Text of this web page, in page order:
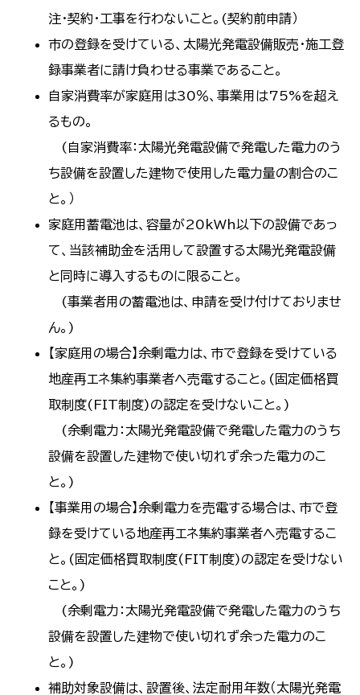
注・契約・工事を行わないこと。(契約前申請）
市の登録を受けている、太陽光発電設備販売・施工登
録事業者に請け負わせる事業であること。
自家消費率が家庭用は30％、事業用は75%を超え
るもの。
(自家消費率：太陽光発電設備で発電した電力のう
ち設備を設置した建物で使用した電力量の割合のこ
と。）
家庭用蓄電池は、容量が20kWh以下の設備であっ
て、当該補助金を活用して設置する太陽光発電設備
と同時に導入するものに限ること。
(事業者用の蓄電池は、申請を受け付けておりませ
ん。)
【家庭用の場合】余剰電力は、市で登録を受けている
地産再エネ集約事業者へ売電すること。(固定価格買
取制度(FIT制度)の認定を受けないこと。)
(余剰電力：太陽光発電設備で発電した電力のうち
設備を設置した建物で使い切れず余った電力のこ
と。)
【事業用の場合】余剰電力を売電する場合は、市で登
録を受けている地産再エネ集約事業者へ売電するこ
と。(固定価格買取制度(FIT制度)の認定を受けない
こと。)
(余剰電力：太陽光発電設備で発電した電力のうち
設備を設置した建物で使い切れず余った電力のこ
と。)
補助対象設備は、設置後、法定耐用年数（太陽光発電